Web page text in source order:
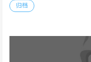
归档